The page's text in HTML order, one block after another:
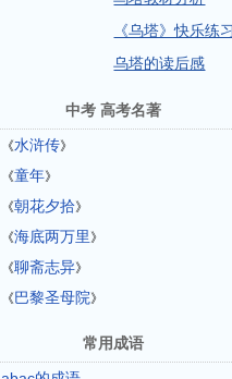
《乌塔》快乐练
乌塔的读后感
中考 高考名著
《水浒传》
《童年》
《朝花夕拾》
《海底两万里 》
《聊斋志异》
《巴黎圣母院》
常用成语